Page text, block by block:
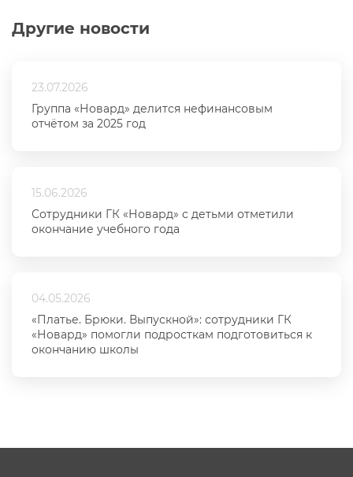
Другие новости
23.07.2026
Группа «Новард» делится нефинансовым
отчётом за 2025 год
15.06.2026
Сотрудники ГК «Новард» с детьми отметили
окончание учебного года
04.05.2026
«Платье. Брюки. Выпускной»: сотрудники ГК
«Новард» помогли подросткам подготовиться к
окончанию школы